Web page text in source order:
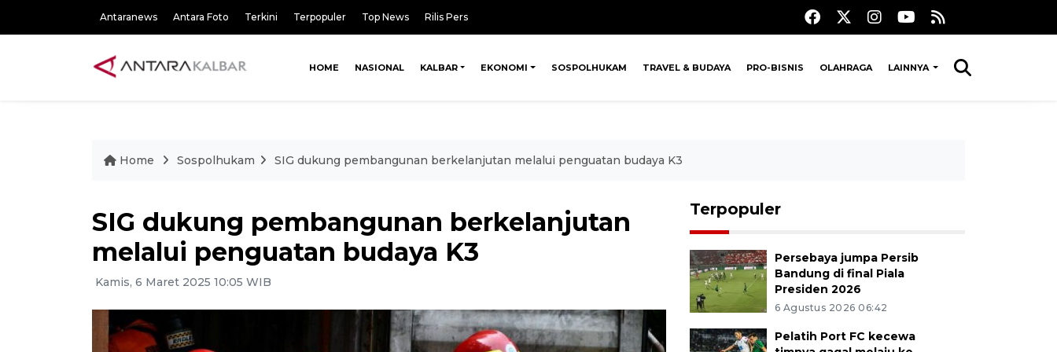
Antaranews Antara Foto Terkini Terpopuler Top News Rilis Pers
HOME NASIONAL KALBAR EKONOMI SOSPOLHUKAM TRAVEL & BUDAYA PRO-BISNIS OLAHRAGA LAINNYA
Home Sospolhukam SIG dukung pembangunan berkelanjutan melalui penguatan budaya K3
SIG dukung pembangunan berkelanjutan
melalui penguatan budaya K3
Kamis, 6 Maret 2025 10:05 WIB
Terpopuler
Persebaya jumpa Persib
Bandung di final Piala
Presiden 2026
6 Agustus 2026 06:42
Pelatih Port FC kecewa